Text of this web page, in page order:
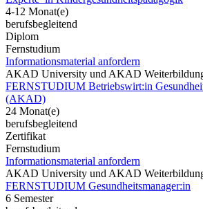
4-12 Monat(e)
berufsbegleitend
Diplom
Fernstudium
Informationsmaterial anfordern
AKAD University und AKAD
FERNSTUDIUM Betriebswirt:in
(AKAD)
24 Monat(e)
berufsbegleitend
Zertifikat
Fernstudium
Informationsmaterial anfordern
AKAD University und AKAD
FERNSTUDIUM Gesundheitsmanager:in
6 Semester